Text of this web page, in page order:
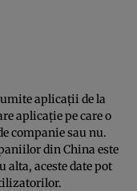
aplicaţii de la
aplicaţie pe care o
companie sau nu.
din China este
aceste date pot